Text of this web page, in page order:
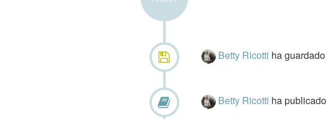
Betty Ricotti ha guardado
Betty Ricotti ha publicado